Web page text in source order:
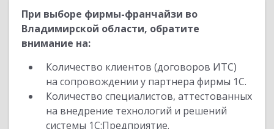
При выборе фирмы-франчайзи во
Владимирской области, обратите
внимание на:
Количество клиентов (договоров ИТС)
на сопровождении у партнера фирмы 1С.
Количество специалистов, аттестованных
на внедрение технологий и решений
системы 1С:Предприятие.